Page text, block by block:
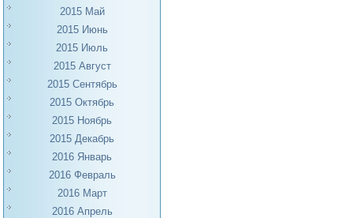
2015 Май
2015 Июнь
2015 Июль
2015 Август
2015 Сентябрь
2015 Октябрь
2015 Ноябрь
2015 Декабрь
2016 Январь
2016 Февраль
2016 Март
2016 Апрель